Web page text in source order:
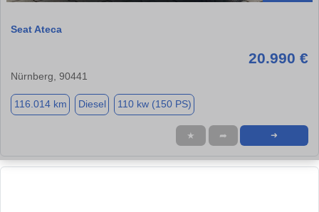
Seat Ateca
20.990 €
Nürnberg, 90441
116.014 km Diesel 110 kw (150 PS)
★ ➦ ➜